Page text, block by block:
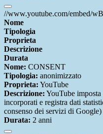
//www.youtube.com/embed/
Nome
Tipologia
Proprieta
Descrizione
Durata
Nome: CONSENT
Tipologia: anonimizzato
Proprieta: YouTube
Descrizione: YouTube
incorporati e registra dati
consenso dei servizi di Google)
Durata: 2 anni